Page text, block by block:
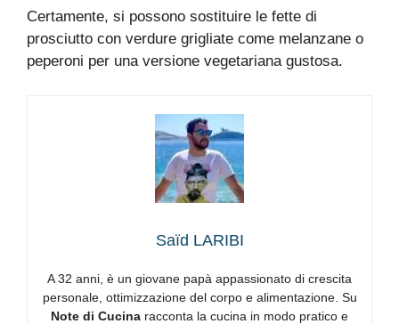
Certamente, si possono sostituire le fette di
prosciutto con verdure grigliate come melanzane o
peperoni per una versione vegetariana gustosa.
Saïd LARIBI
A 32 anni, è un giovane papà appassionato di crescita
personale, ottimizzazione del corpo e alimentazione. Su
Note di Cucina racconta la cucina in modo pratico e